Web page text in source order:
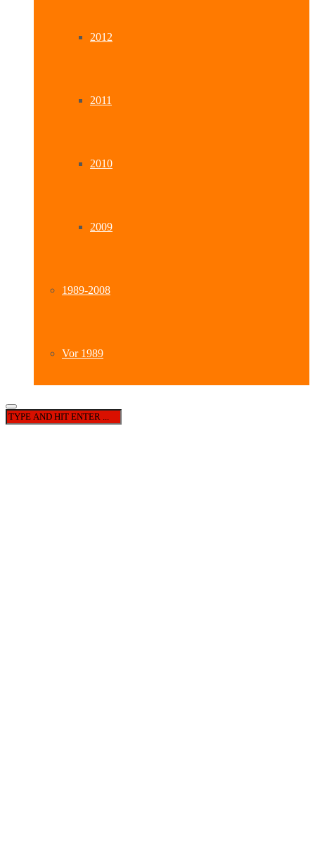
2012
2011
2010
2009
1989-2008
Vor 1989